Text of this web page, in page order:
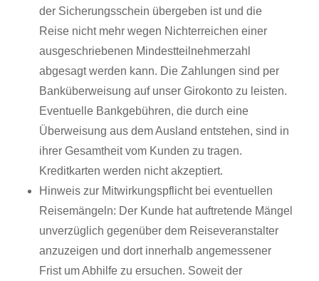
der Sicherungsschein übergeben ist und die
Reise nicht mehr wegen Nichterreichen einer
ausgeschriebenen Mindestteilnehmerzahl
abgesagt werden kann. Die Zahlungen sind per
Banküberweisung auf unser Girokonto zu leisten.
Eventuelle Bankgebühren, die durch eine
Überweisung aus dem Ausland entstehen, sind in
ihrer Gesamtheit vom Kunden zu tragen.
Kreditkarten werden nicht akzeptiert.
Hinweis zur Mitwirkungspflicht bei eventuellen
Reisemängeln: Der Kunde hat auftretende Mängel
unverzüglich gegenüber dem Reiseveranstalter
anzuzeigen und dort innerhalb angemessener
Frist um Abhilfe zu ersuchen. Soweit der